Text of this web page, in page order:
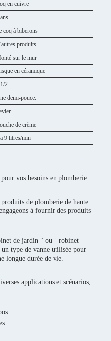
en cuivre
coq à biberons
produits
sur le mur
en céramique
2
demi-pouce.
de crème
9 litres/min
vos besoins en plomberie
de plomberie de haute
à fournir des produits
de jardin " ou " robinet
type de vanne utilisée pour
longue durée de vie.
applications et scénarios,